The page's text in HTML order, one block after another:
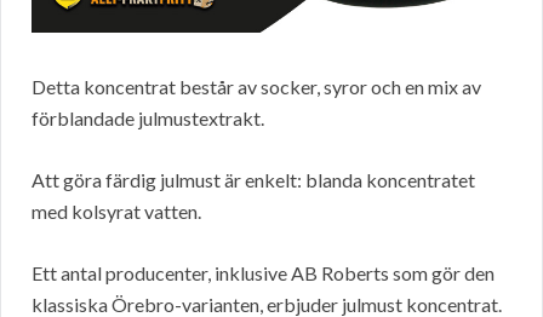
Detta koncentrat består av socker, syror och en mix av
förblandade julmustextrakt.
Att göra färdig julmust är enkelt: blanda koncentratet
med kolsyrat vatten.
Ett antal producenter, inklusive AB Roberts som gör den
klassiska Örebro-varianten, erbjuder julmust koncentrat.